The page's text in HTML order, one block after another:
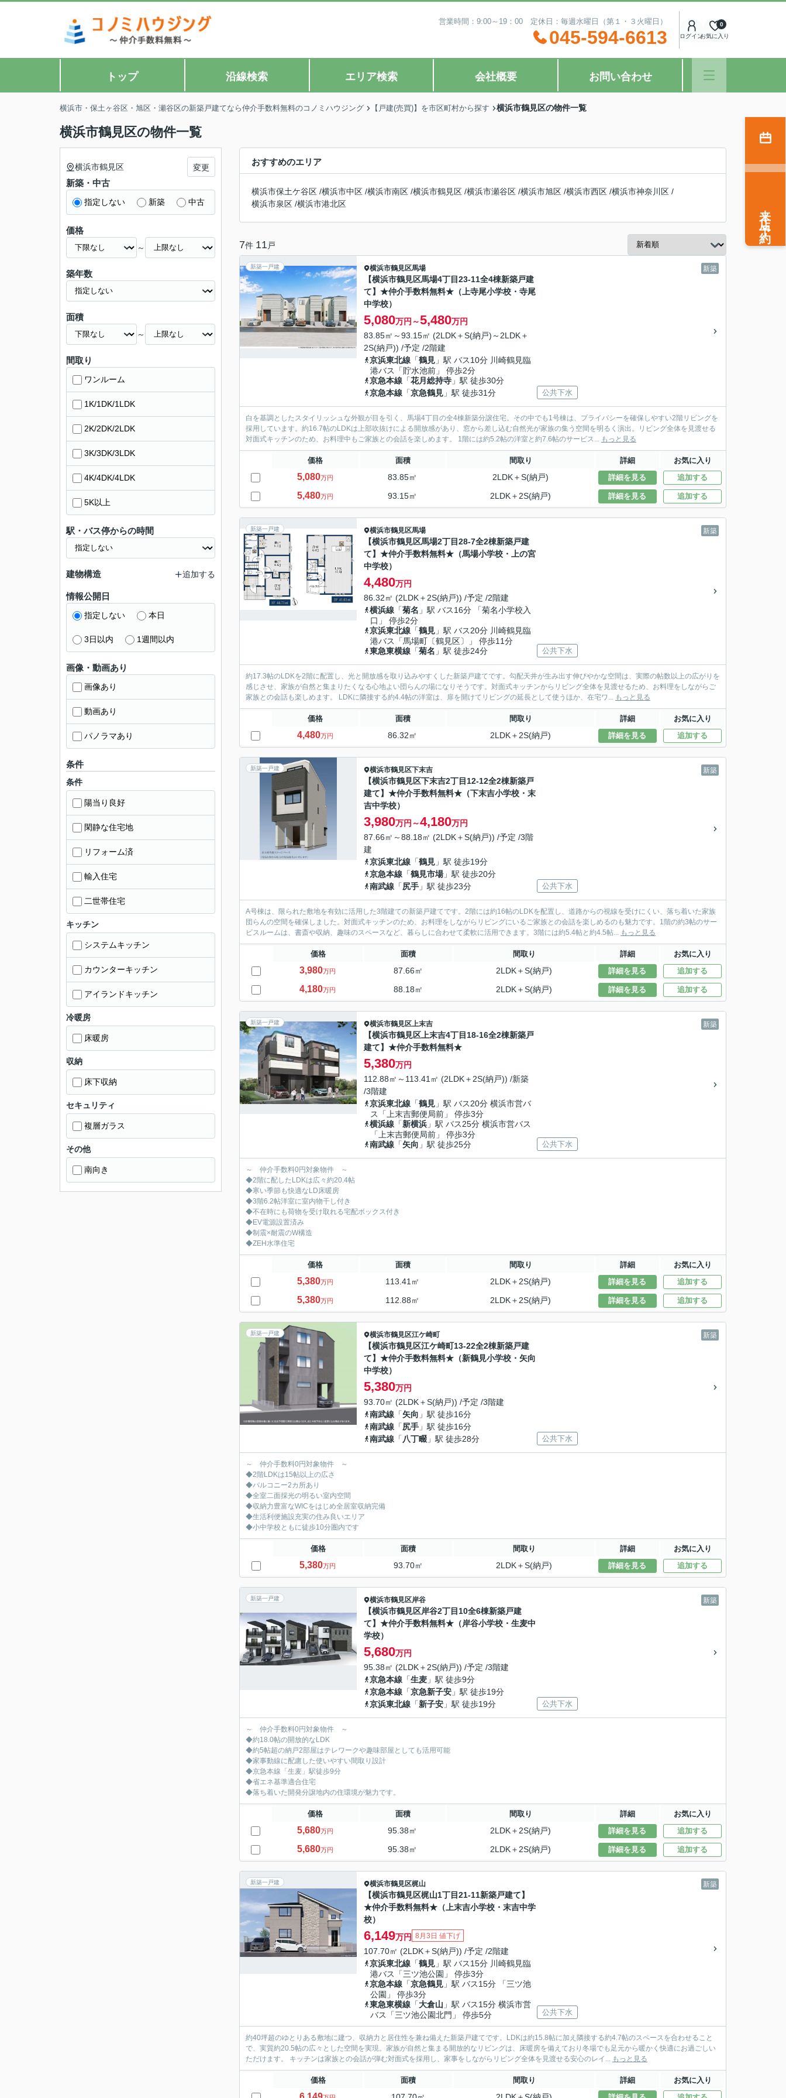
営業時間：9:00～19：00 定休日：毎週水曜日（第１・３火曜日）
045-594-6613 ログインお気に入り
0
トップ 沿線検索 エリア検索 会社概要 お問い合わせ
横浜市・保土ヶ谷区・旭区・瀬谷区の新築戸建てなら仲介手数料無料のコノミハウジング 【戸建(売買)】を市区町村から探す 横浜市鶴見区の物件一覧
横浜市鶴見区の物件一覧
おすすめのエリア
横浜市保土ケ谷区 /横浜市中区 /横浜市南区 /横浜市鶴見区 /横浜市瀬谷区 /横浜市旭区 /横浜市西区 /横浜市神奈川区 /
横浜市泉区 /横浜市港北区
7件 11 戸
新築一戸建 新築
横浜市鶴見区馬場
【横浜市鶴見区馬場4丁目23-11全4棟新築戸建
て】★仲介手数料無料★（上寺尾小学校・寺尾
中学校）
5,080万円～5,480万円
83.85㎡～93.15㎡ (2LDK＋S(納戸)～2LDK＋
2S(納戸)) /予定 /2階建
京浜東北線 「鶴見 」駅 バス10分 川崎鶴見臨
港バス「貯水池前」 停歩2分
京急本線 「花月総持寺 」駅 徒歩30分
京急本線 「京急鶴見 」駅 徒歩31分 公共下水
白を基調としたスタイリッシュな外観が目を引く、馬場4丁目の全4棟新築分譲住宅。その中でも1号棟は、プライバシーを確保しやすい2階リビングを
採用しています。約16.7帖のLDKは上部吹抜けによる開放感があり、窓から差し込む自然光が家族の集う空間を明るく演出。リビング全体を見渡せる
対面式キッチンのため、お料理中もご家族との会話を楽しめます。 1階には約5.2帖の洋室と約7.6帖のサービス... もっと見る
価格 面積 間取り 詳細 お気に入り
5,080万円 83.85㎡ 2LDK＋S(納戸) 詳細を見る 追加する
5,480万円 93.15㎡ 2LDK＋2S(納戸) 詳細を見る 追加する
新築一戸建 新築
横浜市鶴見区馬場
【横浜市鶴見区馬場2丁目28-7全2棟新築戸建
て】★仲介手数料無料★（馬場小学校・上の宮
中学校）
4,480万円
86.32㎡ (2LDK＋2S(納戸)) /予定 /2階建
横浜線 「菊名 」駅 バス16分 「菊名小学校入
口」 停歩2分
京浜東北線 「鶴見 」駅 バス20分 川崎鶴見臨
港バス「馬場町〔鶴見区〕」 停歩11分
東急東横線 「菊名 」駅 徒歩24分 公共下水
約17.3帖のLDKを2階に配置し、光と開放感を取り込みやすくした新築戸建てです。勾配天井が生み出す伸びやかな空間は、実際の帖数以上の広がりを
感じさせ、家族が自然と集まりたくなる心地よい団らんの場になりそうです。対面式キッチンからリビング全体を見渡せるため、お料理をしながらご
家族との会話も楽しめます。 LDKに隣接する約4.4帖の洋室は、扉を開けてリビングの延長として使うほか、在宅ワ... もっと見る
価格 面積 間取り 詳細 お気に入り
4,480万円 86.32㎡ 2LDK＋2S(納戸) 詳細を見る 追加する
新築一戸建 新築
横浜市鶴見区下末吉
【横浜市鶴見区下末吉2丁目12-12全2棟新築戸
建て】★仲介手数料無料★（下末吉小学校・末
吉中学校）
3,980万円～4,180万円
87.66㎡～88.18㎡ (2LDK＋S(納戸)) /予定 /3階
建
京浜東北線 「鶴見 」駅 徒歩19分
京急本線 「鶴見市場」駅 徒歩20分
南武線 「尻手 」駅 徒歩23分 公共下水
A号棟は、限られた敷地を有効に活用した3階建ての新築戸建てです。2階には約16帖のLDKを配置し、道路からの視線を受けにくい、落ち着いた家族
団らんの空間を確保しました。対面式キッチンのため、お料理をしながらリビングにいるご家族との会話を楽しめるのも魅力です。1階の約3帖のサー
ビスルームは、書斎や収納、趣味のスペースなど、暮らしに合わせて柔軟に活用できます。3階には約5.4帖と約4.5帖... もっと見る
価格 面積 間取り 詳細 お気に入り
3,980万円 87.66㎡ 2LDK＋S(納戸) 詳細を見る 追加する
4,180万円 88.18㎡ 2LDK＋S(納戸) 詳細を見る 追加する
新築一戸建 新築
横浜市鶴見区上末吉
【横浜市鶴見区上末吉4丁目18-16全2棟新築戸
建て】★仲介手数料無料★
5,380万円
112.88㎡～113.41㎡ (2LDK＋2S(納戸)) /新築
/3階建
京浜東北線 「鶴見 」駅 バス20分 横浜市営バ
ス「上末吉郵便局前」 停歩3分
横浜線 「新横浜 」駅 バス25分 横浜市営バス
「上末吉郵便局前」 停歩3分
南武線 「矢向 」駅 徒歩25分 公共下水
～ 仲介手数料0円対象物件 ～
◆2階に配したLDKは広々約20.4帖
◆寒い季節も快適なLD床暖房
◆3階6.2帖洋室に室内物干し付き
◆不在時にも荷物を受け取れる宅配ボックス付き
◆EV電源設置済み
◆制震×耐震のW構造
◆ZEH水準住宅
価格 面積 間取り 詳細 お気に入り
5,380万円 113.41㎡ 2LDK＋2S(納戸) 詳細を見る 追加する
5,380万円 112.88㎡ 2LDK＋2S(納戸) 詳細を見る 追加する
新築一戸建 新築
横浜市鶴見区江ケ崎町
【横浜市鶴見区江ケ崎町13-22全2棟新築戸建
て】★仲介手数料無料★（新鶴見小学校・矢向
中学校）
5,380万円
93.70㎡ (2LDK＋S(納戸)) /予定 /3階建
南武線 「矢向 」駅 徒歩16分
南武線 「尻手 」駅 徒歩16分
南武線 「 八丁畷 」駅 徒歩28分 公共下水
～ 仲介手数料0円対象物件 ～
◆2階LDKは15帖以上の広さ
◆バルコニー2カ所あり
◆全室二面採光の明るい室内空間
◆収納力豊富なWICをはじめ全居室収納完備
◆生活利便施設充実の住み良いエリア
◆小中学校ともに徒歩10分圏内です
価格 面積 間取り 詳細 お気に入り
5,380万円 93.70㎡ 2LDK＋S(納戸) 詳細を見る 追加する
新築一戸建 新築
横浜市鶴見区岸谷
【横浜市鶴見区岸谷2丁目10全6棟新築戸建
て】★仲介手数料無料★（岸谷小学校・生麦中
学校）
5,680万円
95.38㎡ (2LDK＋2S(納戸)) /予定 /3階建
京急本線 「生麦 」駅 徒歩9分
京急本線 「京急新子安 」駅 徒歩19分
京浜東北線 「新子安 」駅 徒歩19分 公共下水
～ 仲介手数料0円対象物件 ～
◆約18.0帖の開放的なLDK
◆約5帖超の納戸2部屋はテレワークや趣味部屋としても活用可能
◆家事動線に配慮した使いやすい間取り設計
◆京急本線「生麦」駅徒歩9分
◆省エネ基準適合住宅
◆落ち着いた開発分譲地内の住環境が魅力です。
価格 面積 間取り 詳細 お気に入り
5,680万円 95.38㎡ 2LDK＋2S(納戸) 詳細を見る 追加する
5,680万円 95.38㎡ 2LDK＋2S(納戸) 詳細を見る 追加する
新築一戸建 新築
横浜市鶴見区梶山
【横浜市鶴見区梶山1丁目21-11新築戸建て】
★仲介手数料無料★（上末吉小学校・末吉中学
校）
6,149万円 8月3日 値下げ
107.70㎡ (2LDK＋S(納戸)) /予定 /2階建
京浜東北線 「鶴見 」駅 バス15分 川崎鶴見臨
港バス「三ツ池公園」 停歩3分
京急本線 「京急鶴見 」駅 バス15分 「三ツ池
公園」 停歩3分
東急東横線 「大倉山 」駅 バス15分 横浜市営
バス「三ツ池公園北門」 停歩5分
公共下水
約40坪超のゆとりある敷地に建つ、収納力と居住性を兼ね備えた新築戸建てです。LDKは約15.8帖に加え隣接する約4.7帖のスペースを合わせること
で、実質約20.5帖の広々とした空間を実現。家族が自然と集まる開放的なリビングは、床暖房を備えており冬場でも足元から暖かく快適にお過ごしい
ただけます。 キッチンは家族との会話が弾む対面式を採用し、家事をしながらリビング全体を見渡せる安心のレイ... もっと見る
価格 面積 間取り 詳細 お気に入り
横浜市鶴見区 変更
新築・中古
指定しない 新築 中古
価格
～
築年数
面積
～
間取り
ワンルーム
1K/1DK/1LDK
2K/2DK/2LDK
3K/3DK/3LDK
4K/4DK/4LDK
5K以上
駅・バス停からの時間
建物構造 追加する
情報公開日
指定しない 本日
3日以内 1週間以内
画像・動画あり
画像あり
動画あり
パノラマあり
条件
条件
陽当り良好
閑静な住宅地
リフォーム済
輸入住宅
二世帯住宅
キッチン
システムキッチン
カウンターキッチン
アイランドキッチン
冷暖房
床暖房
収納
床下収納
セキュリティ
複層ガラス
その他
南向き
来店予約